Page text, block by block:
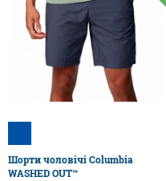
Шорти чоловічі Columbia
WASHED OUT™